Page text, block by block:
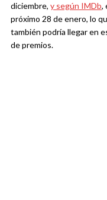
diciembre, y según IMDb,
próximo 28 de enero, lo
también podría llegar en
de premios.